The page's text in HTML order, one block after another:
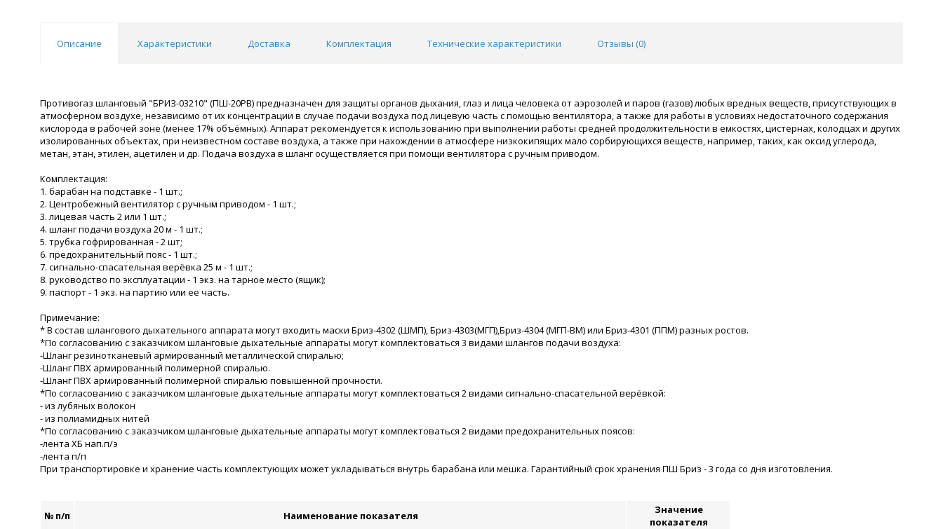
Описание Характеристики Доставка Комплектация Технические характеристики Отзывы (0)
Противогаз шланговый "БРИЗ-03210" (ПШ-20РВ) предназначен для защиты органов дыхания, глаз и лица человека от аэрозолей и паров (газов) любых вредных веществ, присутствующих в
атмосферном воздухе, независимо от их концентрации в случае подачи воздуха под лицевую часть с помощью вентилятора, а также для работы в условиях недостаточного содержания
кислорода в рабочей зоне (менее 17% объёмных). Аппарат рекомендуется к использованию при выполнении работы средней продолжительности в емкостях, цистернах, колодцах и других
изолированных объектах, при неизвестном составе воздуха, а также при нахождении в атмосфере низкокипящих мало сорбирующихся веществ, например, таких, как оксид углерода,
метан, этан, этилен, ацетилен и др. Подача воздуха в шланг осуществляется при помощи вентилятора с ручным приводом.
Комплектация:
1. барабан на подставке - 1 шт.;
2. Центробежный вентилятор с ручным приводом - 1 шт.;
3. лицевая часть 2 или 1 шт.;
4. шланг подачи воздуха 20 м - 1 шт.;
5. трубка гофрированная - 2 шт;
6. предохранительный пояс - 1 шт.;
7. сигнально-спасательная верёвка 25 м - 1 шт.;
8. руководство по эксплуатации - 1 экз. на тарное место (ящик);
9. паспорт - 1 экз. на партию или ее часть.
Примечание:
* В состав шлангового дыхательного аппарата могут входить маски Бриз-4302 (ШМП), Бриз-4303(МГП),Бриз-4304 (МГП-ВМ) или Бриз-4301 (ППМ) разных ростов.
*По согласованию с заказчиком шланговые дыхательные аппараты могут комплектоваться 3 видами шлангов подачи воздуха:
-Шланг резинотканевый армированный металлической спиралью;
-Шланг ПВХ армированный полимерной спиралью.
-Шланг ПВХ армированный полимерной спиралью повышенной прочности.
*По согласованию с заказчиком шланговые дыхательные аппараты могут комплектоваться 2 видами сигнально-спасательной верёвкой:
- из лубяных волокон
- из полиамидных нитей
*По согласованию с заказчиком шланговые дыхательные аппараты могут комплектоваться 2 видами предохранительных поясов:
-лента ХБ нап.п/э
-лента п/п
При транспортировке и хранение часть комплектующих может укладываться внутрь барабана или мешка. Гарантийный срок хранения ПШ Бриз - 3 года со дня изготовления.
№ п/п Наименование показателя
Значение
показателя